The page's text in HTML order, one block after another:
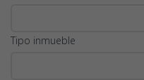
Tipo inmueble